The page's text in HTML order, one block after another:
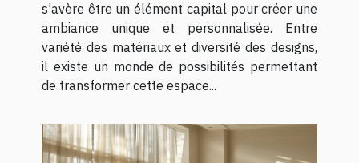
s'avère être un élément capital pour créer une
ambiance unique et personnalisée. Entre
variété des matériaux et diversité des designs,
il existe un monde de possibilités permettant
de transformer cette espace...